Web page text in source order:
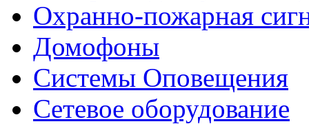
Охранно-пожарная
Домофоны
Системы Оповещения
Сетевое оборудование